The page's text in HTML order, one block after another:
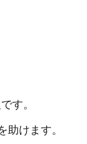
す。
助けます。